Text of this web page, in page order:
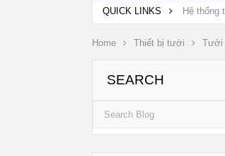
QUICK LINKS Hệ thống
Home Thiết bị tưới Tưới
SEARCH